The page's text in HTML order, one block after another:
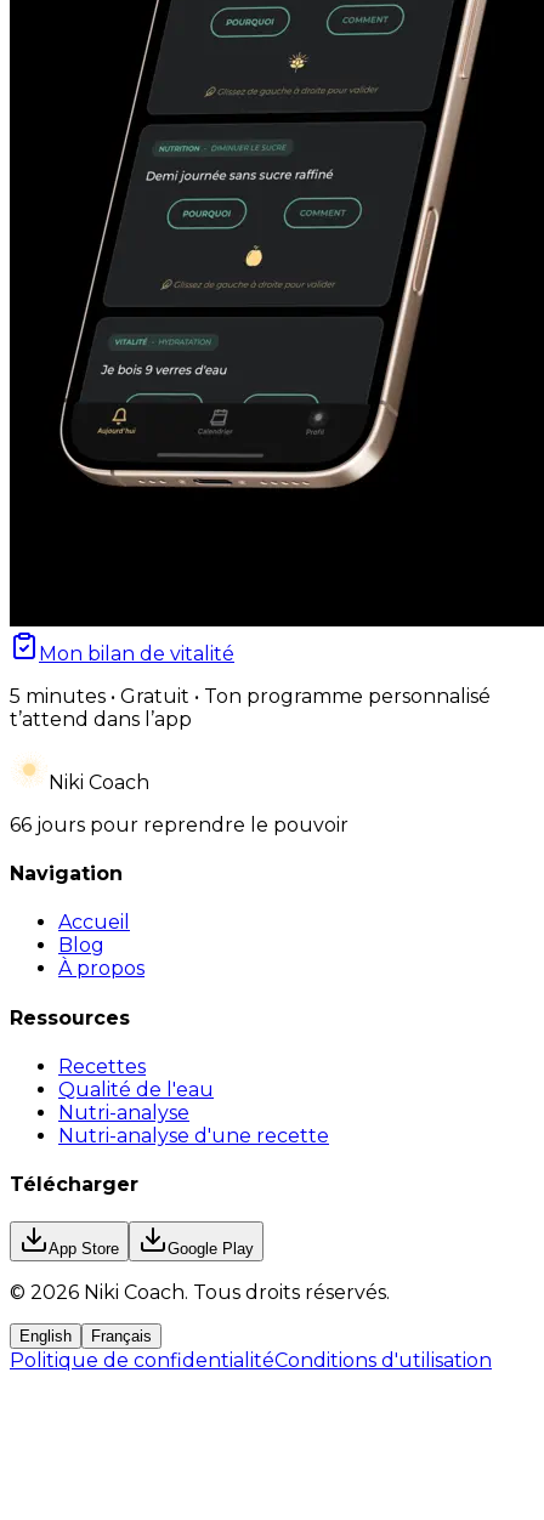
Mon bilan de vitalité
5 minutes • Gratuit • Ton programme personnalisé
t’attend dans l’app
Niki Coach
66 jours pour reprendre le pouvoir
Navigation
Accueil
Blog
À propos
Ressources
Recettes
Qualité de l'eau
Nutri-analyse
Nutri-analyse d'une recette
Télécharger
App Store Google Play
© 2026 Niki Coach. Tous droits réservés.
English Français
Politique de confidentialitéConditions d'utilisation